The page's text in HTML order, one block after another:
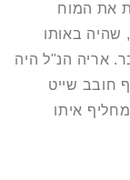
את המוח
שהיה באותו
– מתנות לגבר. אריה הנ"ל היה
חובב שייט
איתו